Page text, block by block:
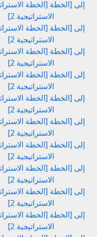
الاستراتيجية 2]
الاستراتيجية 2]
الاستراتيجية 2]
الاستراتيجية 2]
الاستراتيجية 2]
الاستراتيجية 2]
الاستراتيجية 2]
الاستراتيجية 2]
الاستراتيجية 2]
الاستراتيجية 2]